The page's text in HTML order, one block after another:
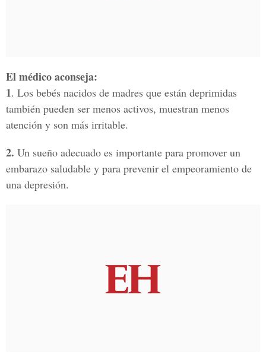
El médico aconseja:
1. Los bebés nacidos de madres que están deprimidas
también pueden ser menos activos, muestran menos
atención y son más irritable.
2. Un sueño adecuado es importante para promover un
embarazo saludable y para prevenir el empeoramiento de
una depresión.